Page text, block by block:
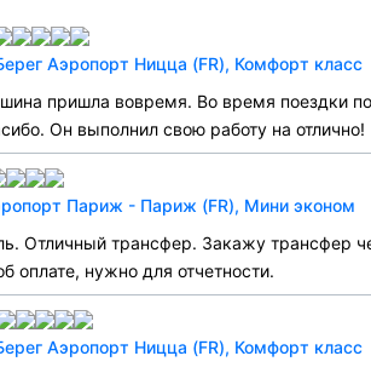
Аэропорт Ницца (FR), Комфорт класс
пришла вовремя. Во время поездки
Он выполнил свою работу на отлично!
Париж - Париж (FR), Мини эконом
Отличный трансфер. Закажу трансфер
оплате, нужно для отчетности.
Аэропорт Ницца (FR), Комфорт класс